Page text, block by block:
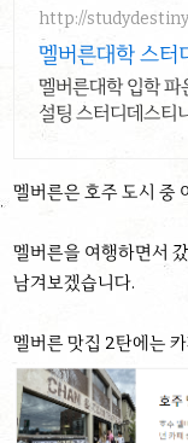
http://
멜버른대학 스터
멜버른대학 입학 파
설팅 스터디데스티
멜버른은 호주 도시 중
멜버른을 여행하면서
남겨보겠습니다.
멜버른 맛집 2탄에는